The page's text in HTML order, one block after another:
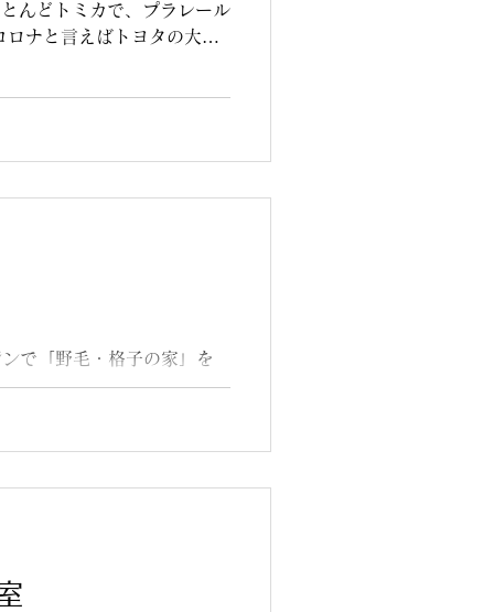
んどトミカで、プラレール
ナと言えばトヨタの大衆
で「野毛・格子の家」を
です。